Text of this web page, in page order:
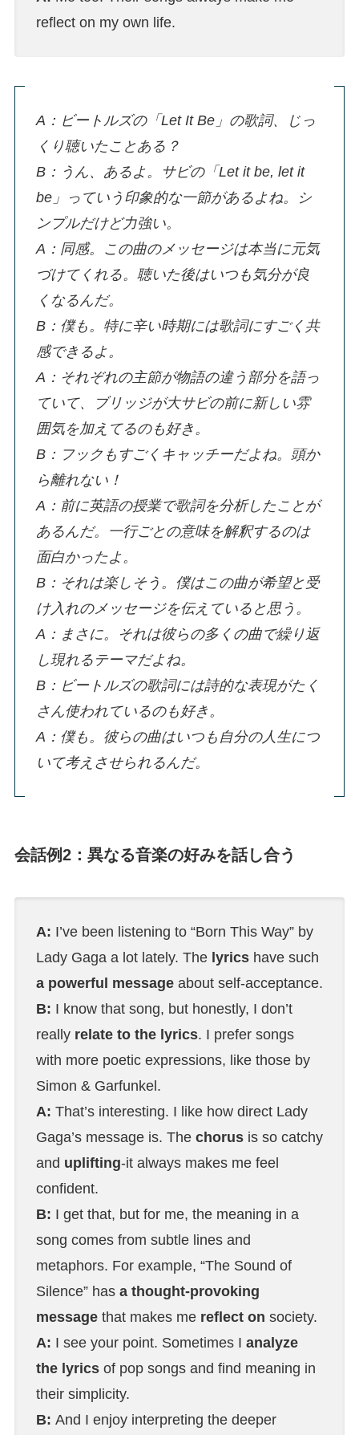
reflect on my own life.
A：ビートルズの「Let It Be」の歌詞、じっ
くり聴いたことある？
B：うん、あるよ。サビの「Let it be, let it
be」っていう印象的な一節があるよね。シ
ンプルだけど力強い。
A：同感。この曲のメッセージは本当に元気
づけてくれる。聴いた後はいつも気分が良
くなるんだ。
B：僕も。特に辛い時期には歌詞にすごく共
感できるよ。
A：それぞれの主節が物語の違う部分を語っ
ていて、ブリッジが大サビの前に新しい雰
囲気を加えてるのも好き。
B：フックもすごくキャッチーだよね。頭か
ら離れない！
A：前に英語の授業で歌詞を分析したことが
あるんだ。一行ごとの意味を解釈するのは
面白かったよ。
B：それは楽しそう。僕はこの曲が希望と受
け入れのメッセージを伝えていると思う。
A：まさに。それは彼らの多くの曲で繰り返
し現れるテーマだよね。
B：ビートルズの歌詞には詩的な表現がたく
さん使われているのも好き。
A：僕も。彼らの曲はいつも自分の人生につ
いて考えさせられるんだ。
会話例2：異なる音楽の好みを話し合う
A: I’ve been listening to “Born This Way” by
Lady Gaga a lot lately. The lyricshave such
a powerful messageabout self-acceptance.
B: I know that song, but honestly, I don’t
really relate to the lyrics. I prefer songs
with more poetic expressions, like those by
Simon & Garfunkel.
A: That’s interesting. I like how direct Lady
Gaga’s message is. The chorusis so catchy
and uplifting-it always makes me feel
confident.
B: I get that, but for me, the meaning in a
song comes from subtle lines and
metaphors. For example, “The Sound of
Silence” has a thought-provoking
messagethat makes me reflect on society.
A: I see your point. Sometimes I analyze
the lyricsof pop songs and find meaning in
their simplicity.
B: And I enjoy interpreting the deeper